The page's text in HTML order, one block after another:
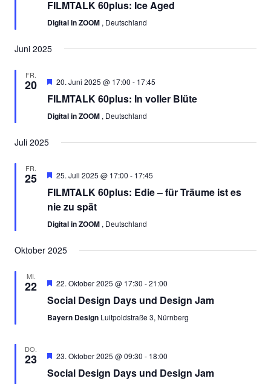
FILMTALK 60plus: Ice Aged
Digital in ZOOM , Deutschland
Juni 2025
FR.
20 Empfohlen
20. Juni 2025 @ 17:00 - 17:45
FILMTALK 60plus: In voller Blüte
Digital in ZOOM , Deutschland
Juli 2025
FR.
25 Empfohlen
25. Juli 2025 @ 17:00 - 17:45
FILMTALK 60plus: Edie – für Träume ist es
nie zu spät
Digital in ZOOM , Deutschland
Oktober 2025
MI.
22 Empfohlen
22. Oktober 2025 @ 17:30 -21:00
Social Design Days und Design Jam
Bayern Design Luitpoldstraße 3, Nürnberg
DO.
23 Empfohlen
23. Oktober 2025 @ 09:30 - 18:00
Social Design Days und Design Jam